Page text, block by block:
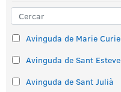
Avinguda de Marie Curie
Avinguda de Sant Esteve
Avinguda de Sant Julià